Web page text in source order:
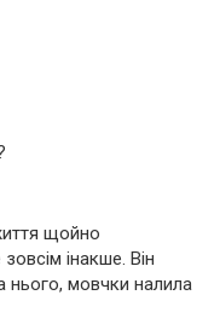
щойно
інакше. Він
нього, мовчки налила